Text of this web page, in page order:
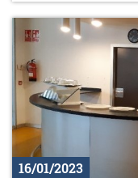
16/01/2023